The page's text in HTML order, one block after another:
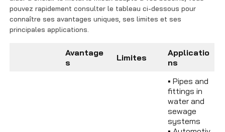
pouvez rapidement consulter le tableau ci-dessous pour
connaître ses avantages uniques, ses limites et ses
principales applications.
Avantage
s
Limites
Applicatio
ns
▪ Pipes and
fittings in
water and
sewage
systems